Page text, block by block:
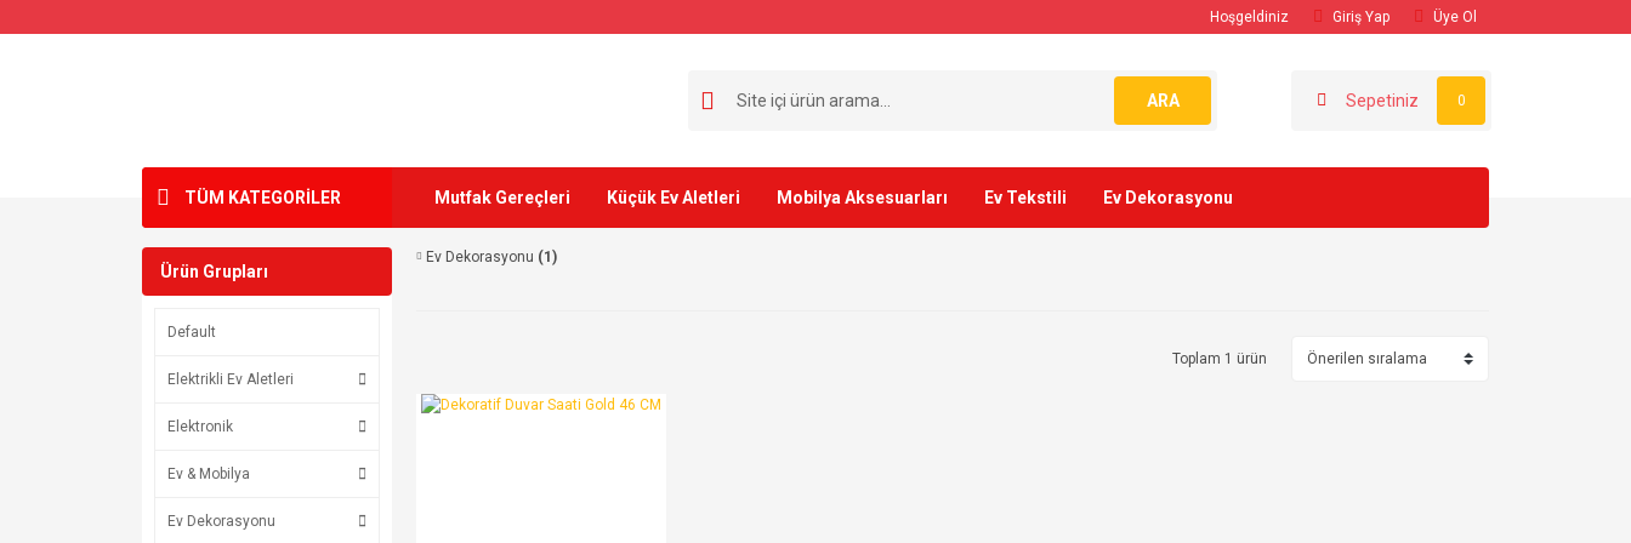
Hoşgeldiniz Giriş Yap Üye Ol
ARA Sepetiniz 0
TÜM KATEGORİLER Mutfak Gereçleri Küçük Ev Aletleri Mobilya Aksesuarları Ev Tekstili Ev Dekorasyonu
Ürün Grupları
Default
Elektrikli Ev Aletleri
Elektronik
Ev & Mobilya
Ev Dekorasyonu
Ev Dekorasyonu (1)
Toplam 1 ürün